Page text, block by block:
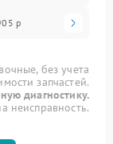
р
без учета
запчастей.
диагностику.
неисправность.